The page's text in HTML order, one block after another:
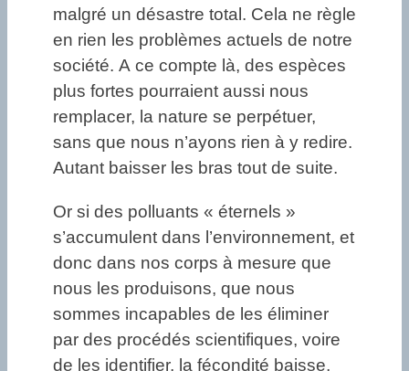
malgré un désastre total. Cela ne règle
en rien les problèmes actuels de notre
société. A ce compte là, des espèces
plus fortes pourraient aussi nous
remplacer, la nature se perpétuer,
sans que nous n’ayons rien à y redire.
Autant baisser les bras tout de suite.
Or si des polluants « éternels »
s’accumulent dans l’environnement, et
donc dans nos corps à mesure que
nous les produisons, que nous
sommes incapables de les éliminer
par des procédés scientifiques, voire
de les identifier, la fécondité baisse,